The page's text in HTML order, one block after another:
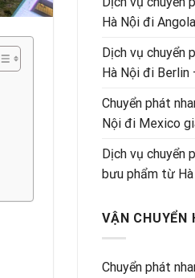
Hà Nội đi
Dịch vụ chuyển
Hà Nội đi
Chuyển phát
Nội đi Mexico
Dịch vụ chuyển
bưu phẩm từ
VẬN CHUYỂN
Chuyển phát